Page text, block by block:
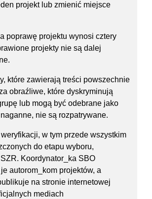
projekt lub zmienić miejsce
poprawę projektu wynosi cztery
projekty nie są dalej
które zawierają treści powszechnie
obraźliwe, które dyskryminują
lub mogą być odebrane jako
nie są rozpatrywane.
w tym przede wszystkim
do etapu wyboru,
Koordynator_ka SBO
autorom_kom projektów, a
na stronie internetowej
mediach